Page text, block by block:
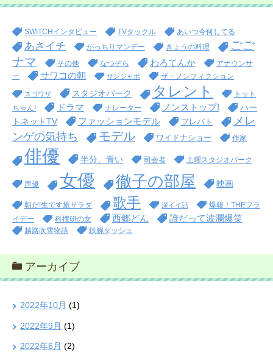
SWITCHインタビュー TVタックル あいつ今何してる
あさイチ がっちりマンデー きょうの料理
ごご
ナマ
その他 なつぞら わろてんか
アナウンサ
ー
サワコの朝 サンジャポ ザ・ノンフィクション
スゴワザ スタジオパーク タレント
トット
ちゃん!
ドラマ ナレーター ノンストップ!
ハー
トネットTV
ファッションモデル プレバト
メレ
ンゲの気持ち
モデル ワイドナショー 作家
俳優 半分、青い 司会者 土曜スタジオパーク
声優 女優 徹子の部屋 映画
朝だ!生です旅サラダ 歌手 深イイ話
爆報！THEフラ
イデー
科捜研の女 西郷どん 誰だって波瀾爆笑
越路吹雪物語 鉄腕ダッシュ
アーカイブ
2022年10月 (1)
2022年9月 (1)
2022年6月 (2)